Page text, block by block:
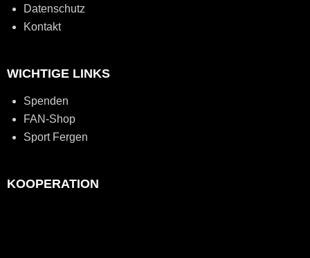
Datenschutz
Kontakt
WICHTIGE LINKS
Spenden
FAN-Shop
Sport Fergen
KOOPERATION